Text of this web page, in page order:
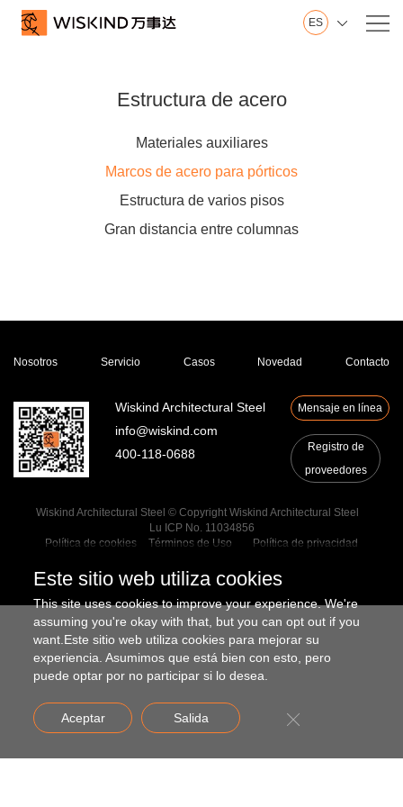
ES 
Techo
Estructura de acero
Sala limpia
Almacén frigorífico
Modular
Automóviles
Electrónica
Parque Industrial
Industria química
Culturales y deportivos
Potencia
Estructura de acero
Materiales auxiliares
Marcos de acero para pórticos
Estructura de varios pisos
Gran distancia entre columnas
Nosotros Servicio Casos Novedad Contacto
Wiskind Architectural Steel
info@wiskind.com
400-118-0688
Mensaje en línea
Registro de
proveedores
Wiskind Architectural Steel © Copyright Wiskind Architectural Steel
Lu ICP No. 11034856
Política de cookies
Términos de Uso Política de privacidad
Este sitio web utiliza cookies
This site uses cookies to improve your experience. We're
assuming you're okay with that, but you can opt out if you
want.Este sitio web utiliza cookies para mejorar su
experiencia. Asumimos que está bien con esto, pero
puede optar por no participar si lo desea.
Aceptar Salida